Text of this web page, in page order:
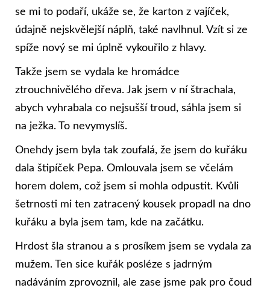
se mi to podaří, ukáže se, že karton z vajíček,
údajně nejskvělejší náplň, také navlhnul. Vzít si ze
spíže nový se mi úplně vykouřilo z hlavy.
Takže jsem se vydala ke hromádce
ztrouchnivělého dřeva. Jak jsem v ní štrachala,
abych vyhrabala co nejsušší troud, sáhla jsem si
na ježka. To nevymyslíš.
Onehdy jsem byla tak zoufalá, že jsem do kuřáku
dala štipíček Pepa. Omlouvala jsem se včelám
horem dolem, což jsem si mohla odpustit. Kvůli
šetrnosti mi ten zatracený kousek propadl na dno
kuřáku a byla jsem tam, kde na začátku.
Hrdost šla stranou a s prosíkem jsem se vydala za
mužem. Ten sice kuřák posléze s jadrným
nadáváním zprovoznil, ale zase jsme pak pro čoud